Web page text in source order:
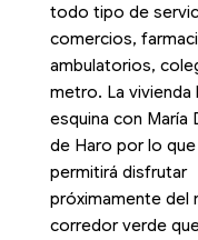
todo tipo de
comercios,
ambulatorios,
metro. La vivienda
esquina con María
de Haro por lo
permitirá disfrutar
próximamente del
corredor verde